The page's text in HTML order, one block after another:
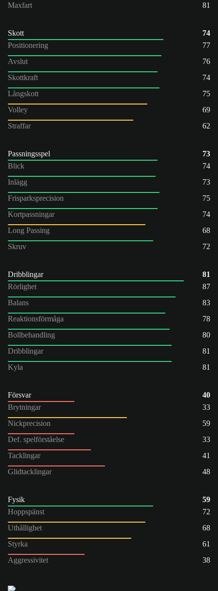
Maxfart
81
Skott
74
Positionering
77
Avslut
76
Skottkraft
74
Långskott
75
Volley
69
Straffar
62
Passningsspel
73
Blick
74
Inlägg
73
Frisparksprecision
75
Kortpassningar
74
Long Passing
68
Skruv
72
Dribblingar
81
Rörlighet
87
Balans
83
Reaktionsförmåga
78
Bollbehandling
80
Dribblingar
81
Kyla
81
Försvar
40
Brytningar
33
Nickprecision
59
Def. spelförståelse
33
Tacklingar
41
Glidtacklingar
48
Fysik
59
Hoppspänst
72
Uthållighet
68
Styrka
61
Aggressivitet
38